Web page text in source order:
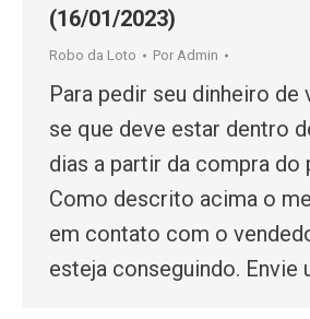
(16/01/2023)
Robo da Loto Por Admin
Para pedir seu dinheiro de
se que deve estar dentro
dias a partir da compra do
Como descrito acima o
em contato com o
esteja conseguindo. Envie